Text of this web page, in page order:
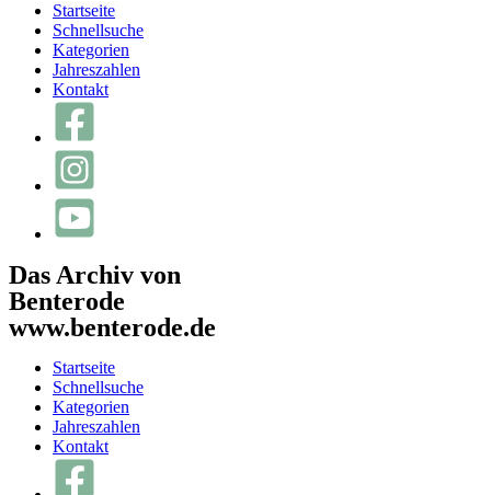
Startseite
Schnellsuche
Kategorien
Jahreszahlen
Kontakt
Das Archiv von
Benterode
www.benterode.de
Startseite
Schnellsuche
Kategorien
Jahreszahlen
Kontakt